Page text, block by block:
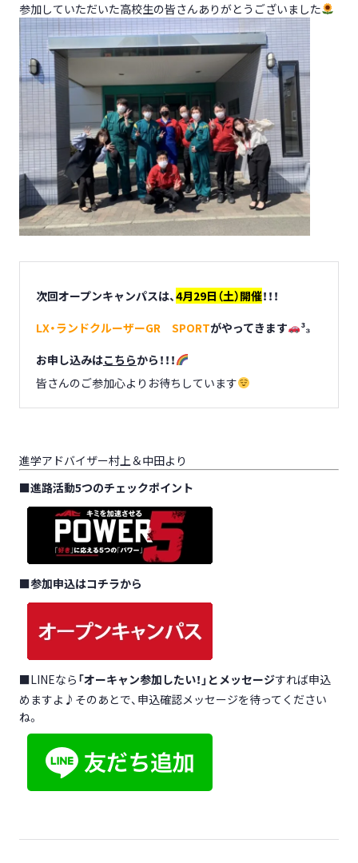
参加していただいた高校生の皆さんありがとうございました
次回オープンキャンパスは、4月29日（土）開催！！！
LX・ランドクルーザーGR SPORTがやってきます
³₃
お申し込みはこちらから！！！
皆さんのご参加心よりお待ちしています
進学アドバイザー村上＆中田より
■進路活動5つのチェックポイント
■参加申込はコチラから
■LINEなら 「オーキャン参加したい！」とメッセージすれば申込
めますよ♪そのあとで、申込確認メッセージを待ってください
ね。